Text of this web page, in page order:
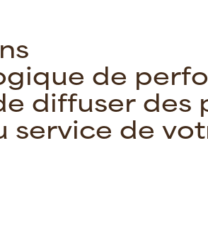
ns
gique de perfo
e diffuser des
service de vot